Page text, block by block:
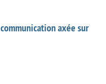
axée sur